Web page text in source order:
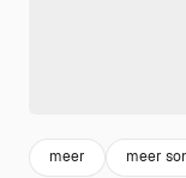
meer meer